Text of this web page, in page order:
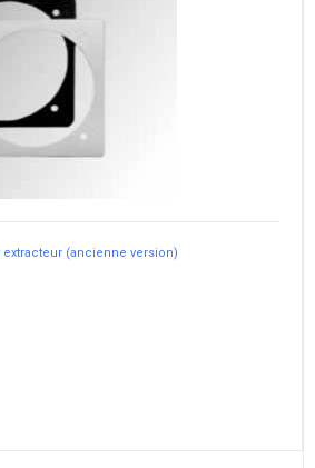
(ancienne version)